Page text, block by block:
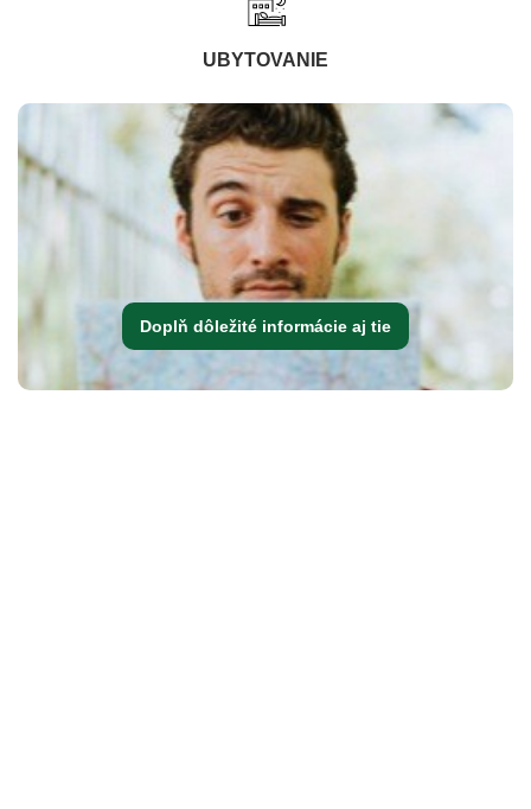
UBYTOVANIE
Doplň dôležité informácie aj tie